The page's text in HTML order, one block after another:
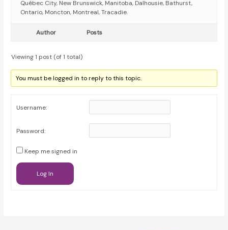
Québec City, New Brunswick, Manitoba, Dalhousie, Bathurst,
Ontario, Moncton, Montreal, Tracadie.
Author Posts
Viewing 1 post (of 1 total)
You must be logged in to reply to this topic.
Username:
Password:
Keep me signed in
Log In